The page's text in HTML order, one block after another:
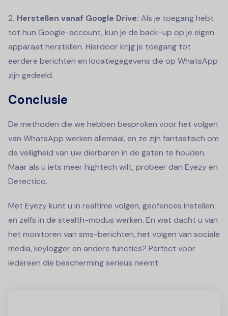
Herstellen vanaf Google Drive: Als je toegang hebt
tot hun Google-account, kun je de back-up op je eigen
apparaat herstellen. Hierdoor krijg je toegang tot
eerdere berichten en locatiegegevens die op WhatsApp
zijn gedeeld.
Conclusie
De methoden die we hebben besproken voor het volgen
van WhatsApp werken allemaal, en ze zijn fantastisch om
de veiligheid van uw dierbaren in de gaten te houden.
Maar als u iets meer hightech wilt, probeer dan Eyezy en
Detectico.
Met Eyezy kunt u in realtime volgen, geofences instellen
en zelfs in de stealth-modus werken. En wat dacht u van
het monitoren van sms-berichten, het volgen van sociale
media, keylogger en andere functies? Perfect voor
iedereen die bescherming serieus neemt.